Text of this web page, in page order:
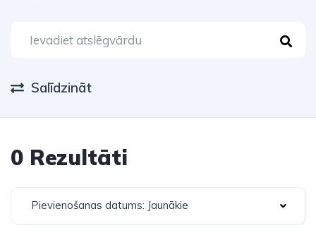
Salīdzināt
0 Rezultāti
Pievienošanas datums: Jaunākie